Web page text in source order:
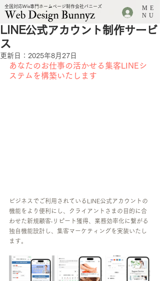
.
全国対応Wix専門ホームページ制作会社バニーズ
ME
NU
LINE公式アカウント制作サービ
ス
更新日： 2025年8月27日
あなたのお仕事の活かせる集客LINEシ
ステムを構築いたします
ビジネスでご利用されているLINE公式アカウントの
機能をより便利にし、クライアントさまの目的に合
わせた新規顧客‧リピート獲得、業務効率化に繋がる
独自機能設計し、集客マーケティングを実装いたし
ます。